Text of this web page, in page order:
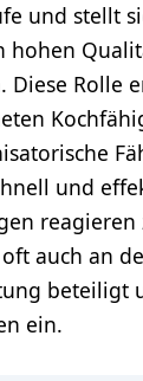
und stellt
hohen
Diese Rolle
und
reagieren
auch an
beteiligt
ein.